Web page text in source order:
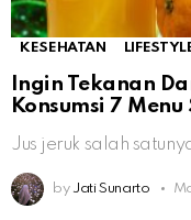
KESEHATAN
Ingin Tekanan
Konsumsi 7
Jus jeruk salah
by Jati Sunarto